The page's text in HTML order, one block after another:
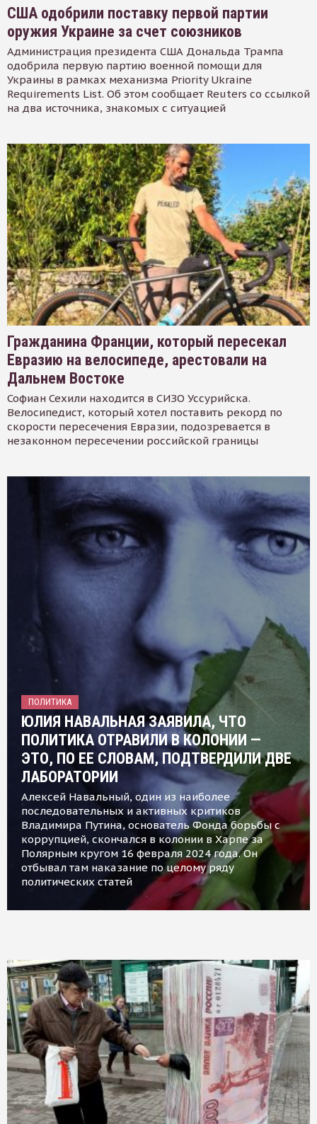
США одобрили поставку первой партии
оружия Украине за счет союзников
Администрация президента США Дональда Трампа
одобрила первую партию военной помощи для
Украины в рамках механизма Priority Ukraine
Requirements List. Об этом сообщает Reuters со ссылкой
на два источника, знакомых с ситуацией
Гражданина Франции, который пересекал
Евразию на велосипеде, арестовали на
Дальнем Востоке
Софиан Сехили находится в СИЗО Уссурийска.
Велосипедист, который хотел поставить рекорд по
скорости пересечения Евразии, подозревается в
незаконном пересечении российской границы
ПОЛИТИКА
ЮЛИЯ НАВАЛЬНАЯ ЗАЯВИЛА, ЧТО
ПОЛИТИКА ОТРАВИЛИ В КОЛОНИИ —
ЭТО, ПО ЕЕ СЛОВАМ, ПОДТВЕРДИЛИ ДВЕ
ЛАБОРАТОРИИ
Алексей Навальный, один из наиболее
последовательных и активных критиков
Владимира Путина, основатель Фонда борьбы с
коррупцией, скончался в колонии в Харпе за
Полярным кругом 16 февраля 2024 года. Он
отбывал там наказание по целому ряду
политических статей